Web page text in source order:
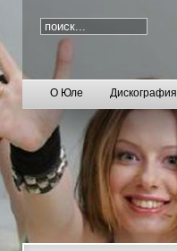
О Юле Дискография